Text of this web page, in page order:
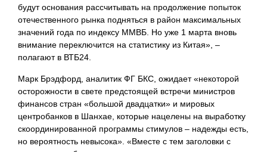
будут основания рассчитывать на продолжение попыток
отечественного рынка подняться в район максимальных
значений года по индексу ММВБ. Но уже 1 марта вновь
внимание переключится на статистику из Китая», –
полагают в ВТБ24.
Марк Брэдфорд, аналитик ФГ БКС, ожидает «некоторой
осторожности в свете предстоящей встречи министров
финансов стран «большой двадцатки» и мировых
центробанков в Шанхае, которые нацелены на выработку
скоординированной программы стимулов – надежды есть,
но вероятность невысока». «Вместе с тем заголовки с